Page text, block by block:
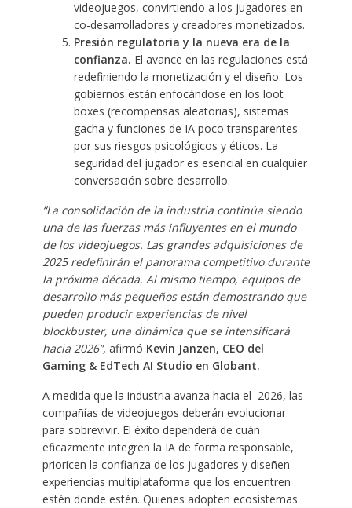
videojuegos, convirtiendo a los jugadores en
co-desarrolladores y creadores monetizados.
Presión regulatoria y la nueva era de la
confianza. El avance en las regulaciones está
redefiniendo la monetización y el diseño. Los
gobiernos están enfocándose en los loot
boxes (recompensas aleatorias), sistemas
gacha y funciones de IA poco transparentes
por sus riesgos psicológicos y éticos. La
seguridad del jugador es esencial en cualquier
conversación sobre desarrollo.
“La consolidación de la industria continúa siendo
una de las fuerzas más influyentes en el mundo
de los videojuegos. Las grandes adquisiciones de
2025 redefinirán el panorama competitivo durante
la próxima década. Al mismo tiempo, equipos de
desarrollo más pequeños están demostrando que
pueden producir experiencias de nivel
blockbuster, una dinámica que se intensificará
hacia 2026”, afirmó Kevin Janzen, CEO del
Gaming & EdTech AI Studio en Globant.
A medida que la industria avanza hacia el 2026, las
compañías de videojuegos deberán evolucionar
para sobrevivir. El éxito dependerá de cuán
eficazmente integren la IA de forma responsable,
prioricen la confianza de los jugadores y diseñen
experiencias multiplataforma que los encuentren
estén donde estén. Quienes adopten ecosistemas